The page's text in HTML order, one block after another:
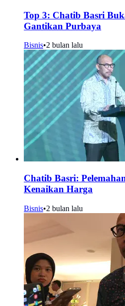
Top 3: Chatib Basri
Gantikan Purbaya
Bisnis•2 bulan lalu
Chatib Basri:
Kenaikan Harga
Bisnis•2 bulan lalu